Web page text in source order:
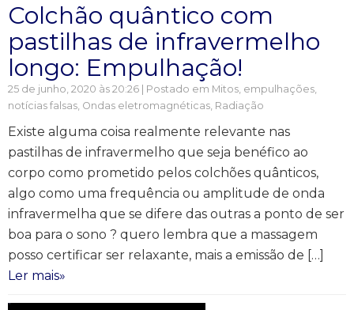
Colchão quântico com
pastilhas de infravermelho
longo: Empulhação!
25 de junho, 2020 às 20:26 | Postado em Mitos, empulhações,
notícias falsas, Ondas eletromagnéticas, Radiação
Existe alguma coisa realmente relevante nas
pastilhas de infravermelho que seja benéfico ao
corpo como prometido pelos colchões quânticos,
algo como uma frequência ou amplitude de onda
infravermelha que se difere das outras a ponto de ser
boa para o sono ? quero lembra que a massagem
posso certificar ser relaxante, mais a emissão de […]
Ler mais»